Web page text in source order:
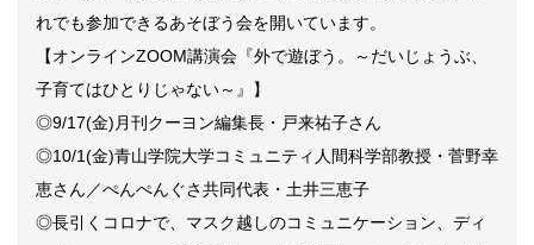
れでも参加できるあそぼう会を開いています。
【オンラインZOOM講演会『外で遊ぼう。～だいじょうぶ、
子育てはひとりじゃない～』】
◎9/17(金) 月刊クーヨン編集長・戸来祐子さん
◎10/1(金)青山学院大学コミュニティ人間科学部教授・菅野幸
恵さん／ぺんぺんぐさ共同代表・土井三恵子
◎長引くコロナで、マスク越しのコミュニケーション、ディ